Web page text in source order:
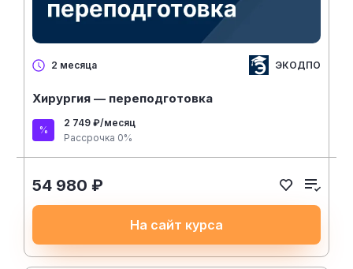
2 месяца ЭКОДПО
Хирургия — переподготовка
2 749 ₽/месяц
Рассрочка 0%
54 980 ₽
На сайт курса